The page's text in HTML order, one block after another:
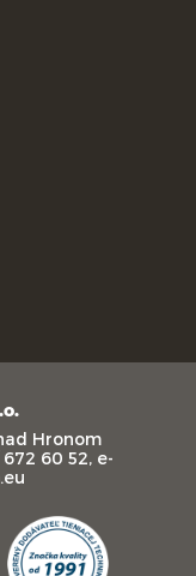
Hronom
60 52, e-